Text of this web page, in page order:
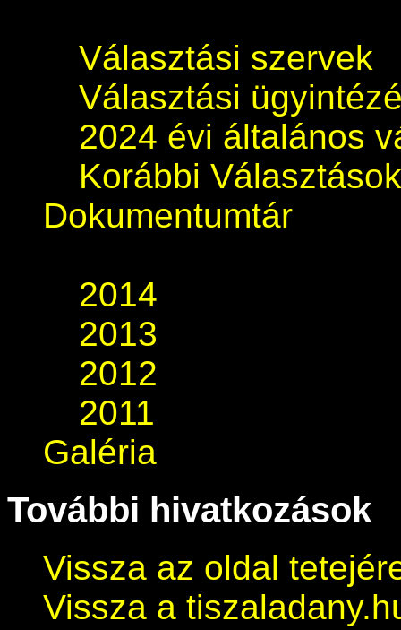
Választási szervek
Választási
2024 évi általános
Korábbi Választások
Dokumentumtár
2014
2013
2012
2011
Galéria
További hivatkozások
Vissza az oldal
Vissza a